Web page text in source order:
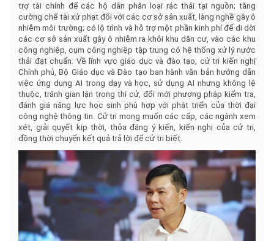
trợ tài chính để các hộ dân phân loại rác thải tại nguồn; tăng
cường chế tài xử phạt đối với các cơ sở sản xuất, làng nghề gây ô
nhiễm môi trường; có lộ trình và hỗ trợ một phần kinh phí để di dời
các cơ sở sản xuất gây ô nhiễm ra khỏi khu dân cư, vào các khu
công nghiệp, cụm công nghiệp tập trung có hệ thống xử lý nước
thải đạt chuẩn. Về lĩnh vực giáo dục và đào tạo, cử tri kiến nghị
Chính phủ, Bộ Giáo dục và Đào tạo ban hành văn bản hướng dẫn
việc ứng dụng AI trong dạy và học, sử dụng AI nhưng không lệ
thuộc, tránh gian lận trong thi cử, đổi mới phương pháp kiểm tra,
đánh giá năng lực học sinh phù hợp với phát triển của thời đại
công nghệ thông tin. Cử tri mong muốn các cấp, các ngành xem
xét, giải quyết kịp thời, thỏa đáng ý kiến, kiến nghị của cử tri,
đồng thời chuyển kết quả trả lời để cử tri biết.